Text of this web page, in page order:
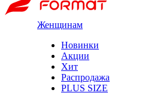
Женщинам
Новинки
Акции
Хит
Распродажа
PLUS SIZE